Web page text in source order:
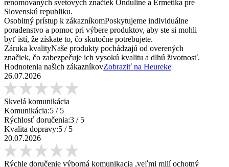
renomovaných svetových značiek Onduline a Ermetika pre
Slovenskú republiku.
Osobitný prístup k zákazníkomPoskytujeme individuálne
poradenstvo a pomoc pri výbere produktov, aby ste si mohli
byť istí, že získate to, čo skutočne potrebujete.
Záruka kvalityNaše produkty pochádzajú od overených
značiek, čo zabezpečuje ich vysokú kvalitu a dlhú životnosť.
Hodnotenia našich zákazníkovZobraziť na Heureke
26.07.2026
Skvelá komunikácia
Komunikácia:5 / 5
Rýchlosť doručenia:3 / 5
Kvalita dopravy:5 / 5
20.07.2026
Rýchle doručenie výborná komunikacia ,veľmi milí ochotný